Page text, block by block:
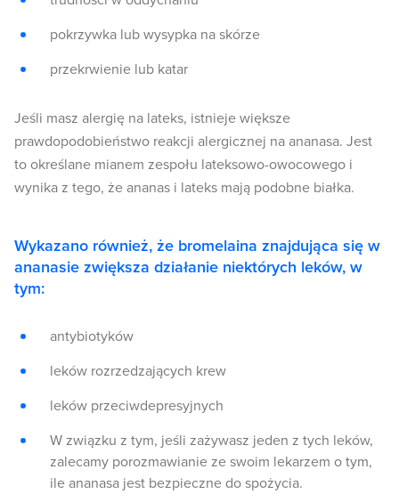
pokrzywka lub wysypka na skórze
przekrwienie lub katar
Jeśli masz alergię na lateks, istnieje większe
prawdopodobieństwo reakcji alergicznej na ananasa. Jest
to określane mianem zespołu lateksowo-owocowego i
wynika z tego, że ananas i lateks mają podobne białka.
Wykazano również, że bromelaina znajdująca się w
ananasie zwiększa działanie niektórych leków, w
tym:
antybiotyków
leków rozrzedzających krew
leków przeciwdepresyjnych
W związku z tym, jeśli zażywasz jeden z tych leków,
zalecamy porozmawianie ze swoim lekarzem o tym,
ile ananasa jest bezpieczne do spożycia.